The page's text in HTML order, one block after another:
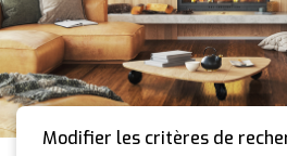
Modifier les critères de